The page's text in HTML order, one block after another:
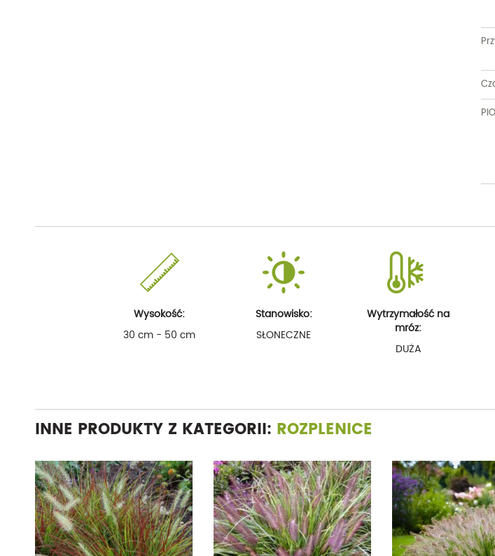
Wysokość:
30 cm - 50 cm
Stanowisko:
SŁONECZNE
Wytrzymałość na
mróz:
DUŻA
INNE PRODUKTY Z KATEGORII: ROZPLENICE